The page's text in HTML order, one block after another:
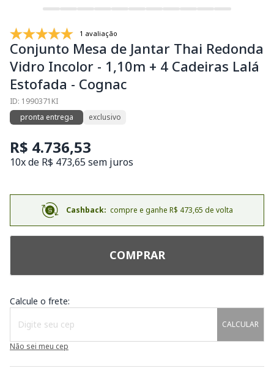
1 avaliação
Conjunto Mesa de Jantar Thai Redonda
Vidro Incolor - 1,10m + 4 Cadeiras Lalá
Estofada - Cognac
ID: 1990371KI
pronta entrega
exclusivo
R$ 4.736,53
10x de R$ 473,65 sem juros
Cashback: compre e ganhe R$ 473,65 de volta
COMPRAR
Calcule o frete:
CALCULAR
Não sei meu cep